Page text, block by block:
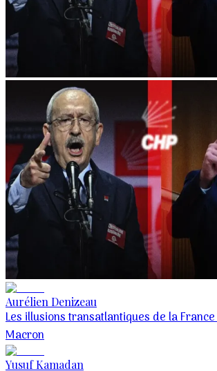
Aurélien Denizeau
Les illusions transatlantiques de la
Macron
Yusuf Kamadan